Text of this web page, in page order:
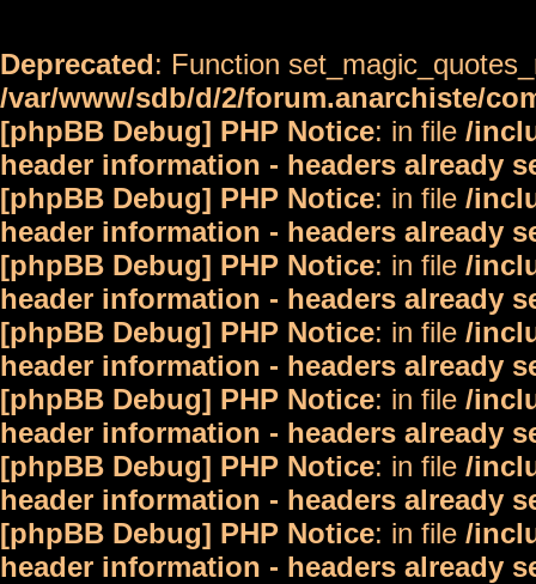
Deprecated: Function
/var/www/sdb/d/2/forum.anarchiste/
[phpBB Debug] PHP Notice: in file /
header information - headers already
[phpBB Debug] PHP Notice: in file /
header information - headers already
[phpBB Debug] PHP Notice: in file /
header information - headers already
[phpBB Debug] PHP Notice: in file /
header information - headers already
[phpBB Debug] PHP Notice: in file /
header information - headers already
[phpBB Debug] PHP Notice: in file /
header information - headers already
[phpBB Debug] PHP Notice: in file /
header information - headers already